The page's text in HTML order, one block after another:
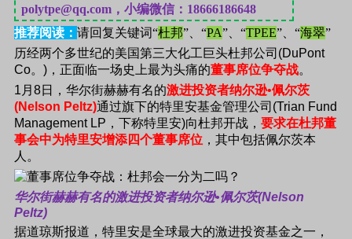
polytpe@qq.com，小编微信：18666186648
推荐阅读： 请回复关键词“杜邦”、“PA”、“TPEE”、“海翠”
历经两个多世纪的美国第三大化工巨头杜邦公司 (DuPont
Co。 ) ，正面临一场史上最为头痛的董事席位争夺战。
1 月 8日，华尔街赫赫有名的激进投资者纳尔逊•佩尔茨
(Nelson Peltz)通过旗下的特里安基金管理公司 (Trian Fund
Management LP ，下称特里安)向杜邦开战， 要求在杜邦董
事会中为特里安增添四个董事席位 ，其中包括佩尔茨本
人。
华尔街赫赫有名的激进投资者纳尔逊•佩尔茨(Nelson
Peltz)
据道琼斯报道，特里安是全球最大的激进投资基金之一，